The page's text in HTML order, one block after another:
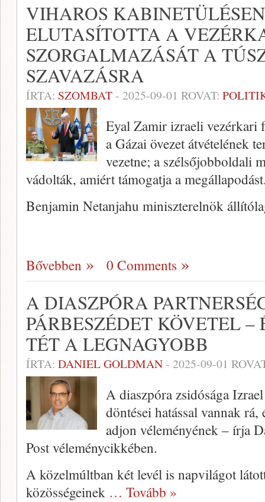
VIHAROS
ELUTASÍTOTTA A
SZORGALMAZÁSÁT A
SZAVAZÁSRA
ÍRTA: SZOMBAT- 2025-09-01 ROVAT:
Eyal Zamir izraeli vezérkari
a Gázai övezet átvételének
vezetne; a szélsőjobboldali
vádolták, amiért támogatja a
Benjamin Netanjahu miniszterelnök
Bővebben 0 Comments
A DIASZPÓRA
PÁRBESZÉDET KÖVETEL
TÉT A LEGNAGYOBB
ÍRTA: DANIEL GOLDMAN- 2025-09-01
A diaszpóra zsidósága
döntései hatással vannak
adjon véleményének – írja
Post véleménycikkében.
A közelmúltban két levél is napvilágot
közösségeinek … Tovább »